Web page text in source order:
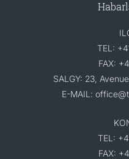
TEL:
FAX:
SALGY: 23,
E-MAIL:
TEL:
FAX: